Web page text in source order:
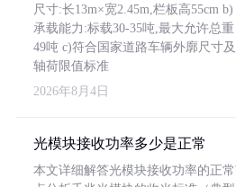
尺寸:长13m×宽2.45m,栏板高55cm b)
承载能力:标载30-35吨,最大允许总重
49吨 c)符合国家道路车辆外廓尺寸及
轴荷限值标准
2026年8月4日
光模块接收功率多少是正常
本文详细解答光模块接收功率的正